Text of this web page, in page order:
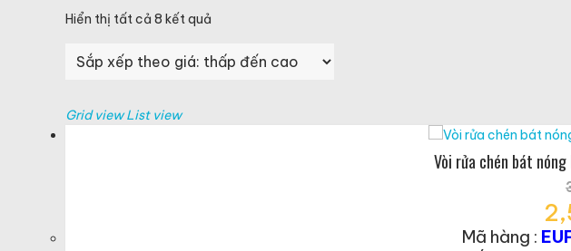
Hiển thị tất cả 8 kết quả
xếp
Grid view List view
Vòi rửa chén bát nóng
Mã hàng :